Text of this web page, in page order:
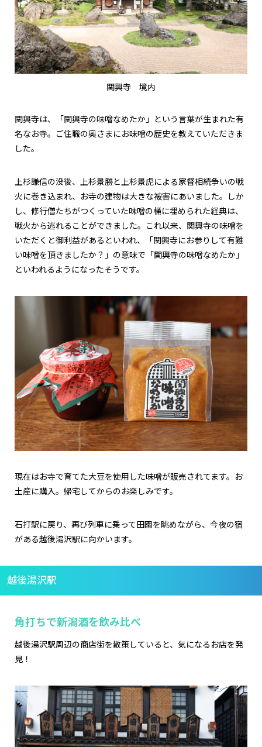
関興寺 境内
関興寺は、「関興寺の味噌なめたか」という言葉が生まれた有
名なお寺。ご住職の奥さまにお味噌の歴史を教えていただきま
した。
上杉謙信の没後、上杉景勝と上杉景虎による家督相続争いの戦
火に巻き込まれ、お寺の建物は大きな被害にあいました。しか
し、修行僧たちがつくっていた味噌の桶に埋められた経典は、
戦火から逃れることができました。これ以来、関興寺の味噌を
いただくと御利益があるといわれ、「関興寺にお参りして有難
い味噌を頂きましたか？」の意味で「関興寺の味噌なめたか」
といわれるようになったそうです。
現在はお寺で育てた大豆を使用した味噌が販売されてます。お
土産に購入。帰宅してからのお楽しみです。
石打駅に戻り、再び列車に乗って田園を眺めながら、今夜の宿
がある越後湯沢駅に向かいます。
越後湯沢駅
角打ちで新潟酒を飲み比べ
越後湯沢駅周辺の商店街を散策していると、気になるお店を発
見！